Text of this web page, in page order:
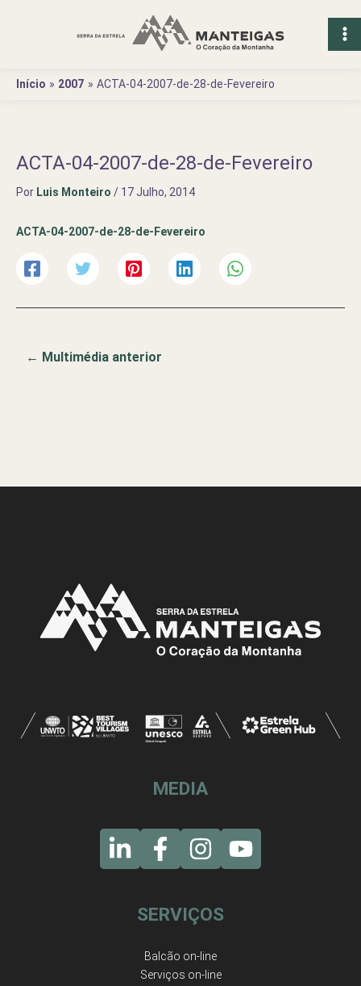
Início
2007 ACTA-04-2007-de-28-de-Fevereiro
ACTA-04-2007-de-28-de-Fevereiro
Por Luis Monteiro / 17 Julho, 2014
ACTA-04-2007-de-28-de-Fevereiro
← Multimédia anterior
MEDIA
SERVIÇOS
Balcão on-line
Serviços on-line